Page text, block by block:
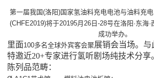
第一届我国(洛阳)国家氢油料充电电池与油料充
(CHFE2019)将于20195月26日-28号在洛阳·东海
成功举办。
里面100多名全球外宾客会聚展销会当场。 与
特邀近20+专家进行氢听剧场纯技术分享
陈列品范畴：